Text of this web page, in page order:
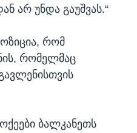
არ უნდა გაუშვას.“
რომ
რომელმაც
ბალკანეთს